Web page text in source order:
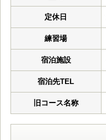
定休日
練習場
宿泊施設
宿泊先TEL
旧コース名称